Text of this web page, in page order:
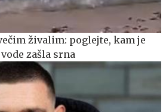
živalim: poglejte, kam je
zašla srna